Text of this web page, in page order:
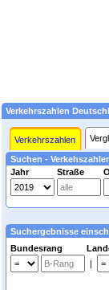
Verkehrszahlen
Verkehrszahlen
Suchen -
Jahr
Straße
Suchergebnisse
Bundesrang
|